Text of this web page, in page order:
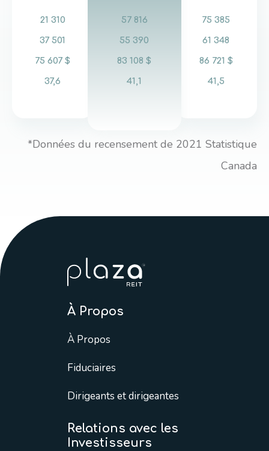
21 310
37 501
75 607 $
37,6
57 816
55 390
83 108 $
41,1
75 385
61 348
86 721 $
41,5
*Données du recensement de 2021 Statistique
Canada
À Propos
À Propos
Fiduciaires
Dirigeants et dirigeantes
Relations avec les
Investisseurs